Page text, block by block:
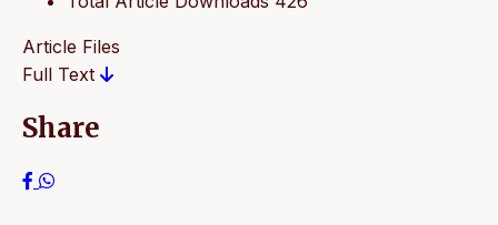
Article Files
Full Text
Share